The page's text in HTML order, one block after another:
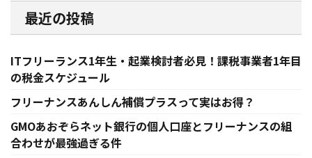
最近の投稿
ITフリーランス1年生・起業検討者必見！課税事業者1年目
の税金スケジュール
フリーナンスあんしん補償プラスって実はお得？
GMOあおぞらネット銀行の個人口座とフリーナンスの組
合わせが最強過ぎる件